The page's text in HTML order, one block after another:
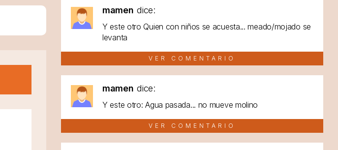
mamen dice:
Y este otro Quien con niños se acuesta... meado/mojado se
levanta
VER COMENTARIO
mamen dice:
Y este otro: Agua pasada... no mueve molino
VER COMENTARIO